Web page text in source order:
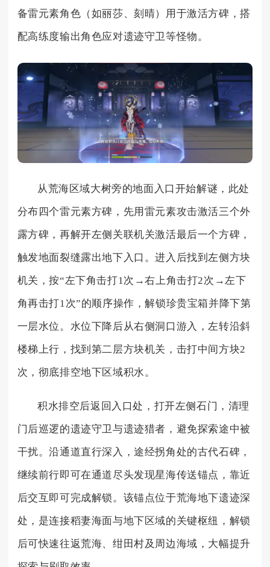
备雷元素角色（如丽莎、刻晴）用于激活方碑，搭
配高练度输出角色应对遗迹守卫等怪物。
从荒海区域大树旁的地面入口开始解谜，此处
分布四个雷元素方碑，先用雷元素攻击激活三个外
露方碑，再解开左侧关联机关激活最后一个方碑，
触发地面裂缝露出地下入口。进入后找到左侧方块
机关，按“左下角击打1次→右上角击打2次→左下
角再击打1次”的顺序操作，解锁珍贵宝箱并降下第
一层水位。水位下降后从右侧洞口游入，左转沿斜
楼梯上行，找到第二层方块机关，击打中间方块2
次，彻底排空地下区域积水。
积水排空后返回入口处，打开左侧石门，清理
门后巡逻的遗迹守卫与遗迹猎者，避免探索途中被
干扰。沿通道直行深入，途经拐角处的古代石碑，
继续前行即可在通道尽头发现星海传送锚点，靠近
后交互即可完成解锁。该锚点位于荒海地下遗迹深
处，是连接稻妻海面与地下区域的关键枢纽，解锁
后可快速往返荒海、绀田村及周边海域，大幅提升